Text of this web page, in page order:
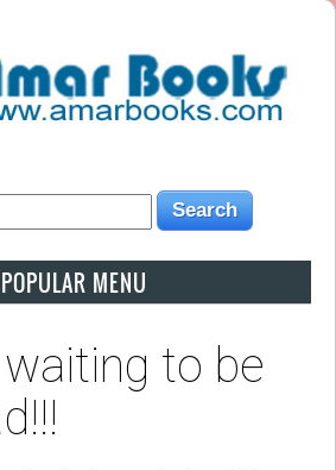
POPULAR MENU
to be